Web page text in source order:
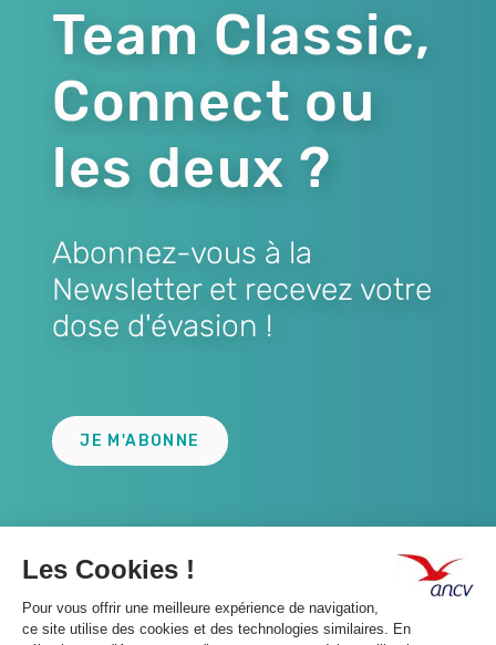
Team Classic,
Connect ou
les deux ?
Abonnez-vous à la
Newsletter et recevez votre
dose d'évasion !
JE M'ABONNE